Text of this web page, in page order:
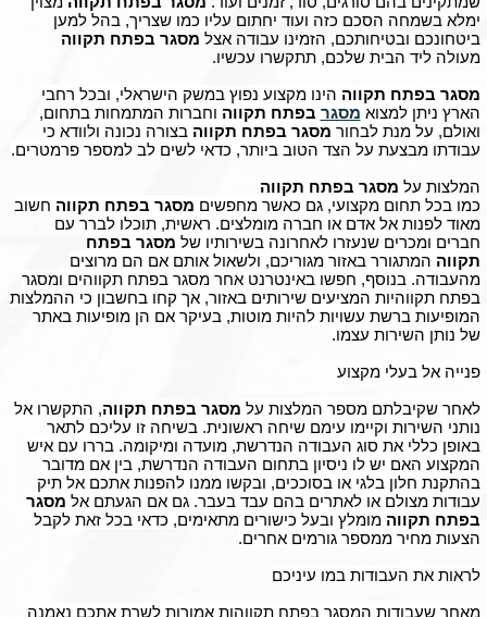
ימלא בשמחה הסכם כזה ועוד יחתום עליו כמו שצריך, בהל למען
ביטחונכם ובטיחותכם, הזמינו עבודה אצל מסגר בפתח תקווה
מעולה ליד הבית שלכם, תתקשרו עכשיו.
מסגר בפתח תקווה הינו מקצוע נפוץ במשק הישראלי, ובכל רחבי
הארץ ניתן למצוא מסגר בפתח תקווה וחברות המתמחות בתחום,
ואולם, על מנת לבחור מסגר בפתח תקווה בצורה נכונה ולוודא כי
עבודתו מבצעת על הצד הטוב ביותר, כדאי לשים לב למספר פרמטרים.
המלצות על מסגר בפתח תקווה
כמו בכל תחום מקצועי, גם כאשר מחפשים מסגר בפתח תקווה חשוב
מאוד לפנות אל אדם או חברה מומלצים. ראשית, תוכלו לברר עם
חברים ומכרים שנעזרו לאחרונה בשירותיו של מסגר בפתח
תקווה המתגורר באזור מגוריכם, ולשאול אותם אם הם מרוצים
מהעבודה. בנוסף, חפשו באינטרנט אחר מסגר בפתח תקווהים ומסגר
בפתח תקווהיות המציעים שירותים באזור, אך קחו בחשבון כי ההמלצות
המופיעות ברשת עשויות להיות מוטות, בעיקר אם הן מופיעות באתר
של נותן השירות עצמו.
פנייה אל בעלי מקצוע
לאחר שקיבלתם מספר המלצות על מסגר בפתח תקווה, התקשרו אל
נותני השירות וקיימו עימם שיחה ראשונית. בשיחה זו עליכם לתאר
באופן כללי את סוג העבודה הנדרשת, מועדה ומיקומה. בררו עם איש
המקצוע האם יש לו ניסיון בתחום העבודה הנדרשת, בין אם מדובר
בהתקנת חלון בלגי או בסוככים, ובקשו ממנו להפנות אתכם אל תיק
עבודות מצולם או לאתרים בהם עבד בעבר. גם אם הגעתם אל מסגר
בפתח תקווה מומלץ ובעל כישורים מתאימים, כדאי בכל זאת לקבל
הצעות מחיר ממספר גורמים אחרים.
לראות את העבודות במו עיניכם
מאחר שעבודות המסגר בפתח תקווהות אמורות לשרת אתכם נאמנה